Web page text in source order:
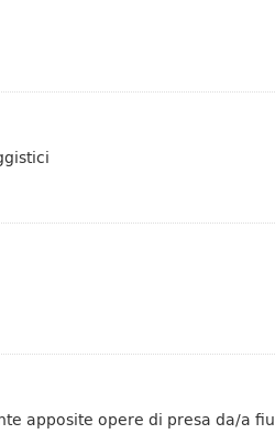
apposite opere di presa da/a